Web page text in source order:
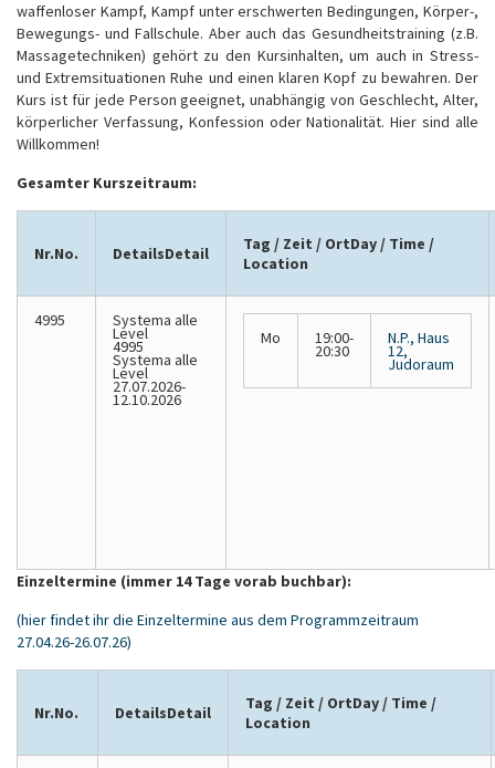
waffenloser Kampf, Kampf unter erschwerten Bedingungen, Körper-,
Bewegungs- und Fallschule. Aber auch das Gesundheitstraining (z.B.
Massagetechniken) gehört zu den Kursinhalten, um auch in Stress-
und Extremsituationen Ruhe und einen klaren Kopf zu bewahren. Der
Kurs ist für jede Person geeignet, unabhängig von Geschlecht, Alter,
körperlicher Verfassung, Konfession oder Nationalität. Hier sind alle
Willkommen!
Gesamter Kurszeitraum:
Nr.No. DetailsDetail Tag / Zeit / OrtDay / Time /
Location
4995 Systema alle
Level
4995
Systema alle
Level
27.07.2026-
12.10.2026
Mo 19:00-
20:30
N.P., Haus
12,
Judoraum
Einzeltermine (immer 14 Tage vorab buchbar):
(hier findet ihr die Einzeltermine aus dem Programmzeitraum
27.04.26-26.07.26)
Nr.No. DetailsDetail Tag / Zeit / OrtDay / Time /
Location